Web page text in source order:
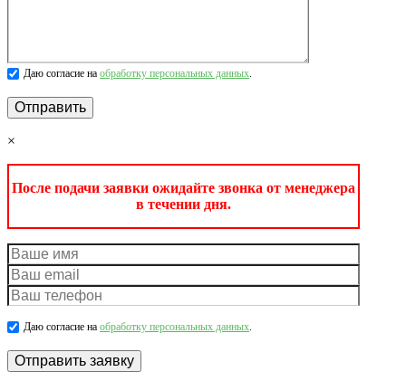
Даю согласие на обработку персональных данных.
×
После подачи заявки ожидайте звонка от менеджера
в течении дня.
Даю согласие на обработку персональных данных.